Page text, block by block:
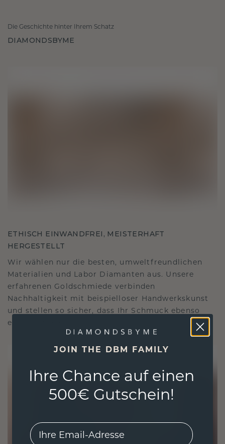
Die Geschichte hinter Ihrem Schatz
DIAMONDSBYME
ETHISCH EINWANDFREI, MEISTERHAFT
HERGESTELLT
Wir wählen nur die besten, umweltfreundlichen
Materialien und Labor Diamanten aus. Unsere
erfahrenen Goldschmiede verbinden
Nachhaltigkeit mit beispielloser Handwerkskunst
und stellen so sicher, dass Ihr Schmuck ebenso
ethisch wie exquisit ist.
JOIN THE DBM FAMILY
Ihre Chance auf einen
500€ Gutschein!
EMail